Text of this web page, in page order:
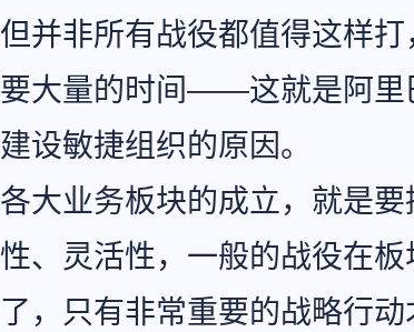
但并非所有战役都值得这样
要大量的时间——这就是阿里
建设敏捷组织的原因。
各大业务板块的成立，就是
性、灵活性，一般的战役在
了，只有非常重要的战略行动